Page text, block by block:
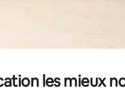
les mieux